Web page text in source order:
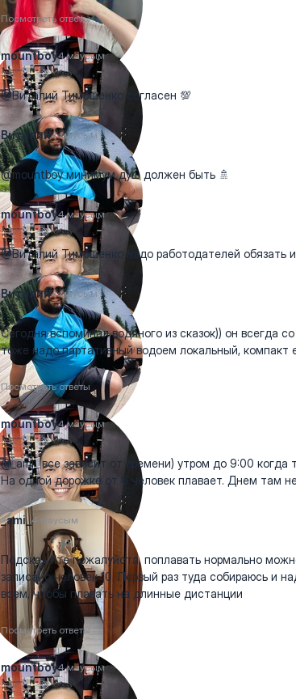
Посмотреть ответы
mountboy4 маусым
@Виталий Тимошенко согласен 💯
Виталий4 маусым
@mountboy минимум душ должен быть 🚿
mountboy4 маусым
@Виталий Тимошенко надо работодателей обязать
Виталий4 маусым
Сегодня вспоминал водяного из сказок)) он всегда
тоже надо партативный водоем локальный, компакт
Посмотреть ответы
mountboy4 маусым
@_ami_ все зависит от времени) утром до 9:00
На одной дорожке от 6 человек плавает. Днем там
_ami_4 маусым
Подскажите пожалуйста, поплавать нормально
записано человек 10. Первый раз туда собираюсь и
всем, чтобы плавать на длинные дистанции
Посмотреть ответы
mountboy4 маусым